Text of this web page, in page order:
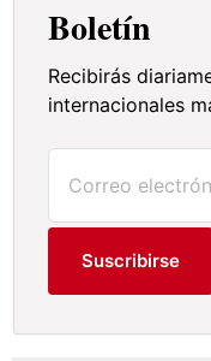
Boletín
Recibirás
internacionales
Suscribirse